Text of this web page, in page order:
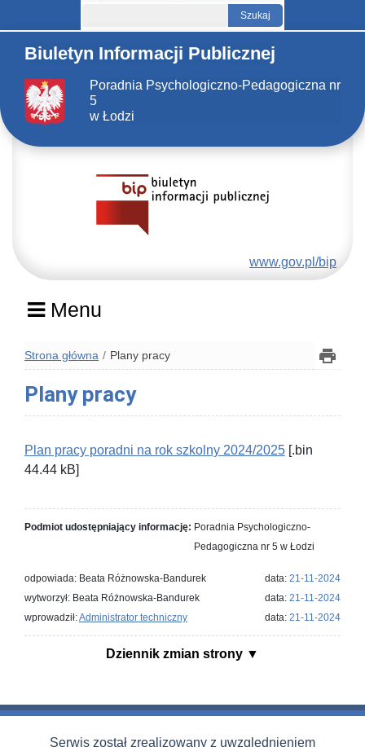
Biuletyn Informacji Publicznej
Poradnia Psychologiczno-Pedagogiczna nr
5
w Łodzi
www.gov.pl/bip
Menu
Strona główna Plany pracy
Plany pracy
Plan pracy poradni na rok szkolny 2024/2025 [.bin
44.44 kB]
Podmiot udostępniający informację: Poradnia Psychologiczno-
Pedagogiczna nr 5 w Łodzi
odpowiada: Beata Różnowska-Bandurek data: 21-11-2024
wytworzył: Beata Różnowska-Bandurek
data: 21-11-2024
wprowadził:Administrator techniczny data: 21-11-2024
Dziennik zmian strony
Serwis został zrealizowany z uwzględnieniem